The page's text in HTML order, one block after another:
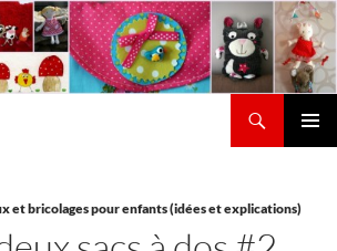
et bricolages pour enfants (idées et explications)